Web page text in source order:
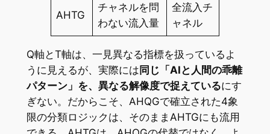
AHTG
チャネルを問
わない流入量
全流入チ
ャネル
Q軸とT軸は、一見異なる指標を扱っているよ
うに見えるが、実際には同じ「AIと人間の乖離
パターン」を、異なる解像度で捉えているにす
ぎない。だからこそ、AHQGで確立された4象
限の分類ロジックは、そのままAHTGにも流用